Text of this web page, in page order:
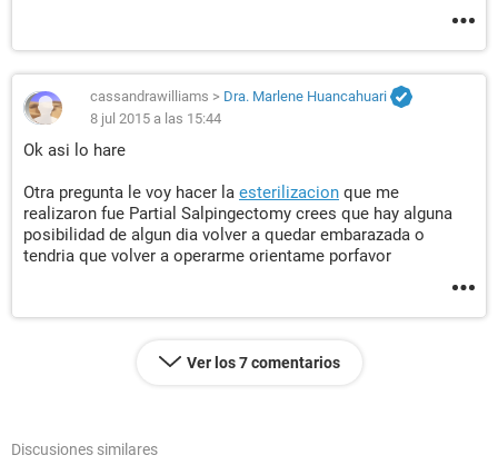
cassandrawilliams > Dra. Marlene Huancahuari
8 jul 2015 a las 15:44
Ok asi lo hare
Otra pregunta le voy hacer la esterilizacion que me
realizaron fue Partial Salpingectomy crees que hay alguna
posibilidad de algun dia volver a quedar embarazada o
tendria que volver a operarme orientame porfavor
Ver los 7 comentarios
Discusiones similares